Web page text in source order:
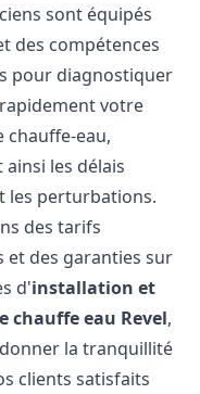
sont équipés
des compétences
pour diagnostiquer
votre
chauffe-eau,
les délais
les perturbations.
des tarifs
et des garanties sur
d'installation et
chauffe eau Revel,
la tranquillité
clients satisfaits